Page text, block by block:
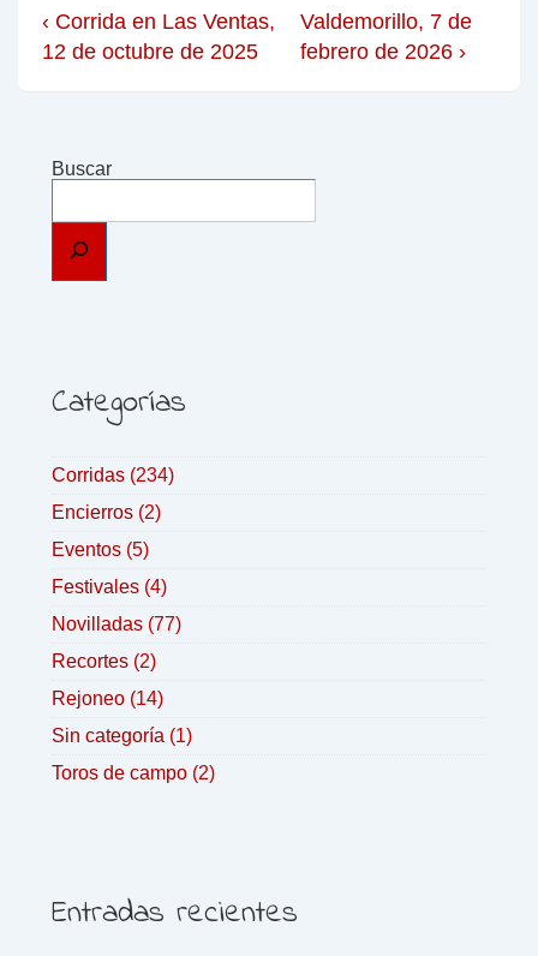
‹ Corrida en Las Ventas,
12 de octubre de 2025
Valdemorillo, 7 de
febrero de 2026 ›
Buscar
Categorías
Corridas (234)
Encierros (2)
Eventos (5)
Festivales (4)
Novilladas (77)
Recortes (2)
Rejoneo (14)
Sin categoría (1)
Toros de campo (2)
Entradas recientes